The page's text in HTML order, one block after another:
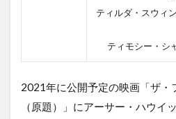
ティルダ・スウィ
ティモシー・シ
2021年に公開予定の映画「ザ・
（原題）」にアーサー・ハウイ